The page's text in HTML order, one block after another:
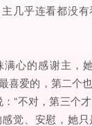
几乎连看都没
心的感谢主，
喜爱的，第二个
“不对，第三个
觉、安慰，她